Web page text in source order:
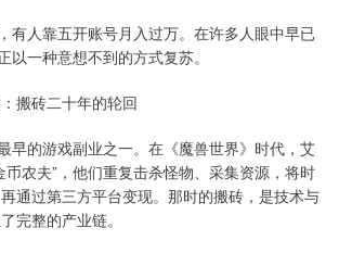
有人靠五开账号月入过万。在许多人眼中早已
以一种意想不到的方式复苏。
搬砖二十年的轮回
早的游戏副业之一。在《魔兽世界》时代，艾
币农夫”，他们重复击杀怪物、采集资源，将时
通过第三方平台变现。那时的搬砖，是技术与
完整的产业链。